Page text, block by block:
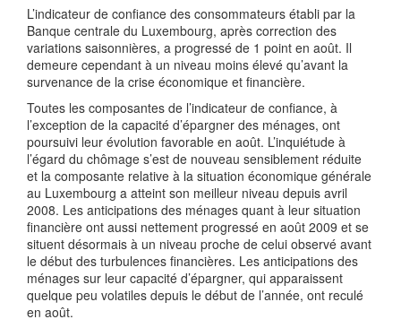
L’indicateur de confiance des consommateurs établi par la
Banque centrale du Luxembourg, après correction des
variations saisonnières, a progressé de 1 point en août. Il
demeure cependant à un niveau moins élevé qu’avant la
survenance de la crise économique et financière.
Toutes les composantes de l’indicateur de confiance, à
l’exception de la capacité d’épargner des ménages, ont
poursuivi leur évolution favorable en août. L’inquiétude à
l’égard du chômage s’est de nouveau sensiblement réduite
et la composante relative à la situation économique générale
au Luxembourg a atteint son meilleur niveau depuis avril
2008. Les anticipations des ménages quant à leur situation
financière ont aussi nettement progressé en août 2009 et se
situent désormais à un niveau proche de celui observé avant
le début des turbulences financières. Les anticipations des
ménages sur leur capacité d’épargner, qui apparaissent
quelque peu volatiles depuis le début de l’année, ont reculé
en août.